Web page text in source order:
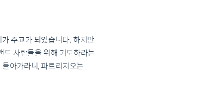
주교가 되었습니다. 하지만
드 사람들을 위해 기도하라는
아가라니, 파트리치오는